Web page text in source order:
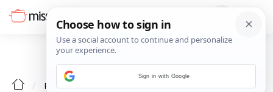
RECEPTI POVRĆE
Sign in with Google